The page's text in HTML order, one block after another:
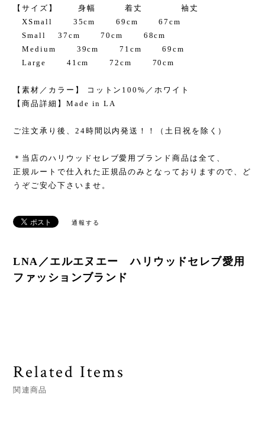
【サイズ】 身幅 着丈 袖丈
XSmall 35cm 69cm 67cm
Small 37cm 70cm 68cm
Medium 39cm 71cm 69cm
Large 41cm 72cm 70cm
【素材／カラー】 コットン100%／ホワイト
【商品詳細】Made in LA
ご注文承り後、24時間以内発送！！（土日祝を除く）
＊当店のハリウッドセレブ愛用ブランド商品は全て、
正規ルートで仕入れた正規品のみとなっておりますので、ど
うぞご安心下さいませ。
通報する
LNA／エルエヌエー ハリウッドセレブ愛用
ファッションブランド
Related Items
関連商品